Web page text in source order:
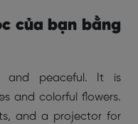
của bạn bằng
and peaceful. It is
and colorful flowers.
and a projector for